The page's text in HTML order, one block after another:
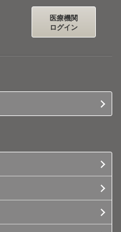
医療機関
ログイン